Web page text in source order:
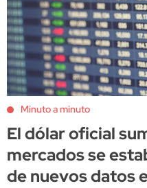
Minuto a minuto
El dólar oficial
mercados se
de nuevos datos